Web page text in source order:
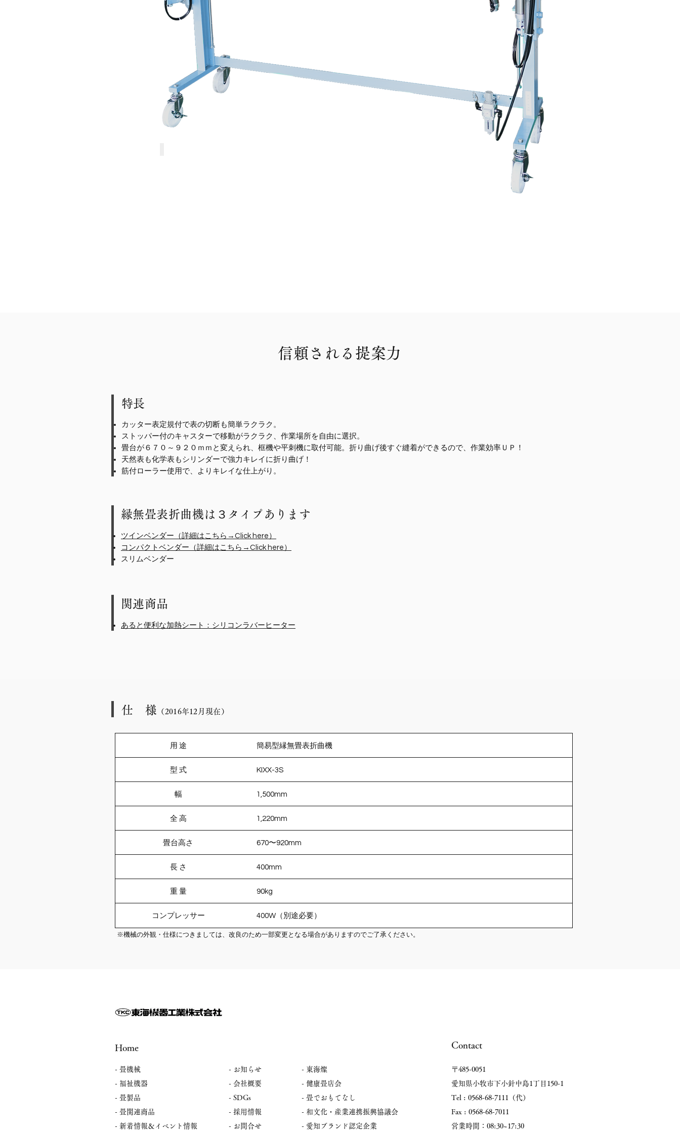
信頼される提案力
特長
カッター表定規付で表の切断も簡単ラクラク。
ストッパー付のキャスターで移動がラクラク、作業場所を自由に選択。
畳台が６７０～９２０ｍｍと変えられ、框機や平刺機に取付可能。折り曲げ後すぐ縫着ができるので、作業効率ＵＰ！
天然表も化学表もシリンダーで強力キレイに折り曲げ！
筋付ローラー使用で、よりキレイな仕上がり。
縁無畳表折曲機は３タイプあります
ツインベンダー（詳細はこちら→Click here）
コンパクトベンダー（詳細はこちら→Click here）
スリムベンダー
関連商品
あると便利な加熱シート：シリコンラバーヒーター
仕 様 （2016年12 月現在）
用 途 簡易型縁無畳表折曲機
型 式 KIXX-3S
幅 1,500mm
全 高 1,220mm
畳台高さ 670〜920mm
長 さ 400mm
重 量 90kg
コンプレッサー 400W（別途必要）
※機械の外観・仕様につきましては、改良のため一部変更となる場合がありますのでご了承ください。
Home
- 畳機械
- 福祉機器
- 畳製品
- 畳関連商品
​- 新着情報＆イベント情報
- お知らせ
- 会社概要
- SDGs
- 採用情報
- お問合せ
- 東海燦
- 健康畳店会
- 畳でおもてなし
​- 和文化・産業連携振興協議会
​- 愛知ブランド認定企業
Contact
〒485-0051
愛知県小牧市下小針中島1丁目150-1
Tel : 0568-68-7111（代）
Fax : 0568-68-7011
​営業時間：08:30~17:30